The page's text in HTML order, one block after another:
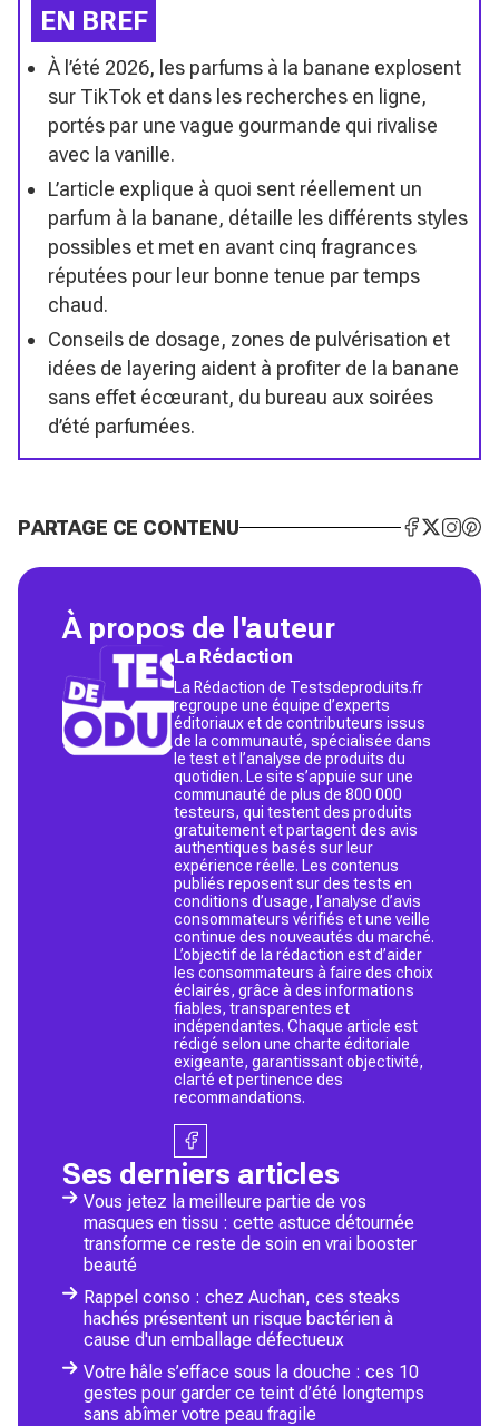
EN BREF
À l’été 2026, les parfums à la banane explosent
sur TikTok et dans les recherches en ligne,
portés par une vague gourmande qui rivalise
avec la vanille.
L’article explique à quoi sent réellement un
parfum à la banane, détaille les différents styles
possibles et met en avant cinq fragrances
réputées pour leur bonne tenue par temps
chaud.
Conseils de dosage, zones de pulvérisation et
idées de layering aident à profiter de la banane
sans effet écœurant, du bureau aux soirées
d’été parfumées.
PARTAGE CE CONTENU
À propos de l'auteur
La Rédaction
La Rédaction de Testsdeproduits.fr
regroupe une équipe d’experts
éditoriaux et de contributeurs issus
de la communauté, spécialisée dans
le test et l’analyse de produits du
quotidien. Le site s’appuie sur une
communauté de plus de 800 000
testeurs, qui testent des produits
gratuitement et partagent des avis
authentiques basés sur leur
expérience réelle. Les contenus
publiés reposent sur des tests en
conditions d’usage, l’analyse d’avis
consommateurs vérifiés et une veille
continue des nouveautés du marché.
L’objectif de la rédaction est d’aider
les consommateurs à faire des choix
éclairés, grâce à des informations
fiables, transparentes et
indépendantes. Chaque article est
rédigé selon une charte éditoriale
exigeante, garantissant objectivité,
clarté et pertinence des
recommandations.
Ses derniers articles
Vous jetez la meilleure partie de vos
masques en tissu : cette astuce détournée
transforme ce reste de soin en vrai booster
beauté
Rappel conso : chez Auchan, ces steaks
hachés présentent un risque bactérien à
cause d'un emballage défectueux
Votre hâle s’efface sous la douche : ces 10
gestes pour garder ce teint d’été longtemps
sans abîmer votre peau fragile